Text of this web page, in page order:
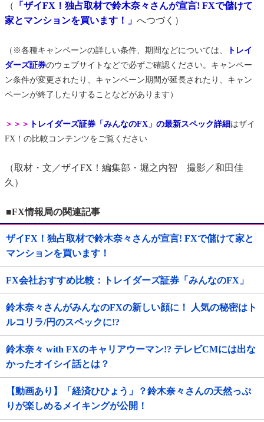
（
「ザイFX！独占取材で鈴木奈々さんが宣言! FXで儲けて
家とマンションを買います！」 へつづく）
（※各種キャンペーンの詳しい条件、期間などについては、
トレイ
ダーズ証券のウェブサイトなどで必ずご確認ください。キャンペー
ン条件が変更されたり、キャンペーン期間が延長されたり、キャン
ペーンが終了したりすることなどがあります）
＞＞＞ トレイダーズ証券「みんなのFX」の最新スペック詳細 はザイ
FX！の比較コンテンツをご覧ください
（取材・文／ザイFX！編集部・堀之内智 撮影／和田佳
久）
■FX情報局の関連記事
ザイFX！独占取材で鈴木奈々さんが宣言! FXで儲けて家と
マンションを買います！
FX会社おすすめ比較：トレイダーズ証券「みんなのFX」
鈴木奈々さんがみんなのFXの新しい顔に！ 人気の秘密はト
ルコリラ/円のスペックに!?
鈴木奈々 with FXのキャリアウーマン!? テレビCMには出な
かったオイシイ話とは？
【動画あり】「経済ひひょう」？鈴木奈々さんの天然っぷ
りが楽しめるメイキングが公開！